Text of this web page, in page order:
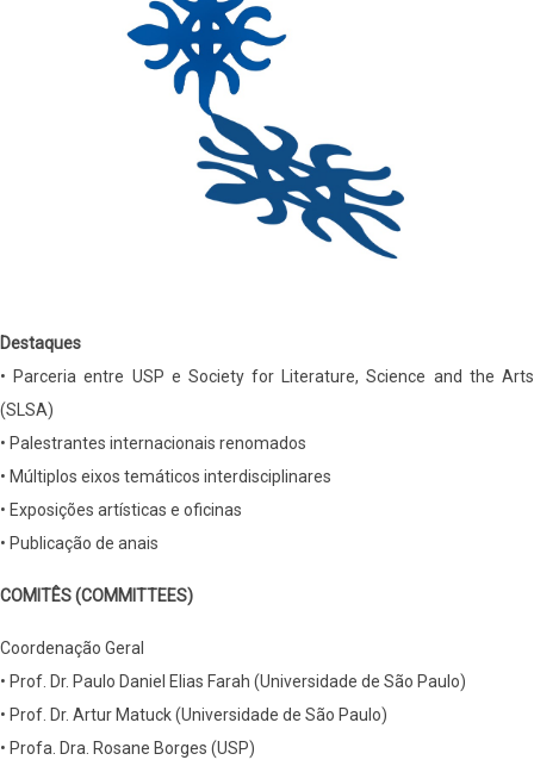
Destaques
• Parceria entre USP e Society for Literature, Science and the Arts
(SLSA)
• Palestrantes internacionais renomados
• Múltiplos eixos temáticos interdisciplinares
• Exposições artísticas e oficinas
• Publicação de anais
COMITÊS (COMMITTEES)
Coordenação Geral
• Prof. Dr. Paulo Daniel Elias Farah (Universidade de São Paulo)
• Prof. Dr. Artur Matuck (Universidade de São Paulo)
• Profa. Dra. Rosane Borges (USP)